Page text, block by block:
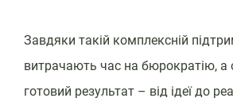
Завдяки такій комплексній
витрачають час на бюрократію,
готовий результат – від ідеї до